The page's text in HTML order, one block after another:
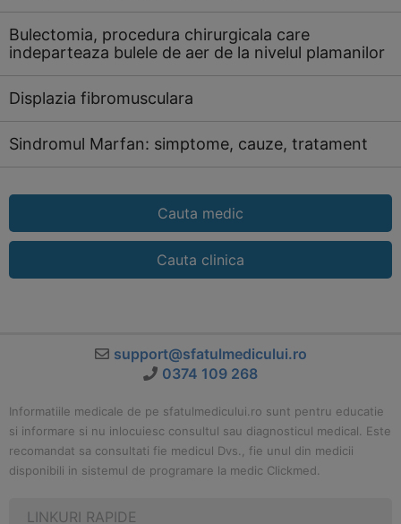
Bulectomia, procedura chirurgicala care
indeparteaza bulele de aer de la nivelul plamanilor
Displazia fibromusculara
Sindromul Marfan: simptome, cauze, tratament
Cauta medic
Cauta clinica
support@sfatulmedicului.ro
0374 109 268
Informatiile medicale de pe sfatulmedicului.ro sunt pentru educatie
si informare si nu inlocuiesc consultul sau diagnosticul medical. Este
recomandat sa consultati fie medicul Dvs., fie unul din medicii
disponibili in sistemul de programare la medic Clickmed.
LINKURI RAPIDE